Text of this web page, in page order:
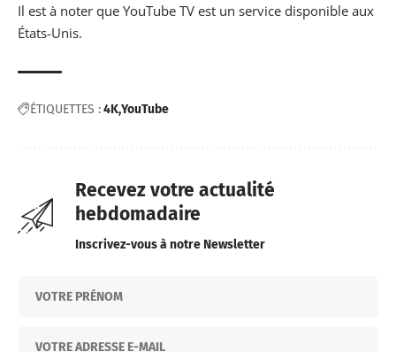
Il est à noter que YouTube TV est un service disponible aux
États-Unis.
ÉTIQUETTES :4KYouTube
Recevez votre actualité
hebdomadaire
Inscrivez-vous à notre Newsletter